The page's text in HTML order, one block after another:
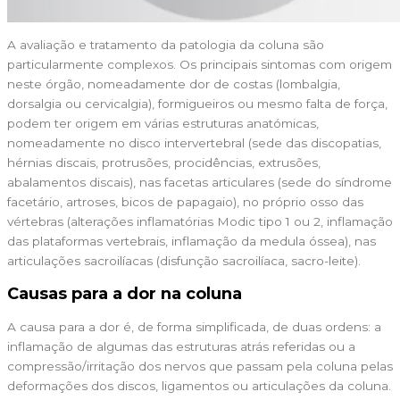
A avaliação e tratamento da patologia da coluna são
particularmente complexos. Os principais sintomas com origem
neste órgão, nomeadamente dor de costas (lombalgia,
dorsalgia ou cervicalgia), formigueiros ou mesmo falta de força,
podem ter origem em várias estruturas anatómicas,
nomeadamente no disco intervertebral (sede das discopatias,
hérnias discais, protrusões, procidências, extrusões,
abalamentos discais), nas facetas articulares (sede do síndrome
facetário, artroses, bicos de papagaio), no próprio osso das
vértebras (alterações inflamatórias Modic tipo 1 ou 2, inflamação
das plataformas vertebrais, inflamação da medula óssea), nas
articulações sacroilíacas (disfunção sacroilíaca, sacro-leite).
Causas para a dor na coluna
A causa para a dor é, de forma simplificada, de duas ordens: a
inflamação de algumas das estruturas atrás referidas ou a
compressão/irritação dos nervos que passam pela coluna pelas
deformações dos discos, ligamentos ou articulações da coluna.